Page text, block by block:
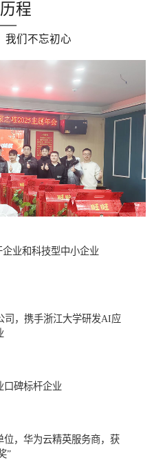
程
我们不忘初心
业和科技型中小企业
司，携手浙江大学研发AI应
口碑标杆企业
，华为云精英服务商，获
”